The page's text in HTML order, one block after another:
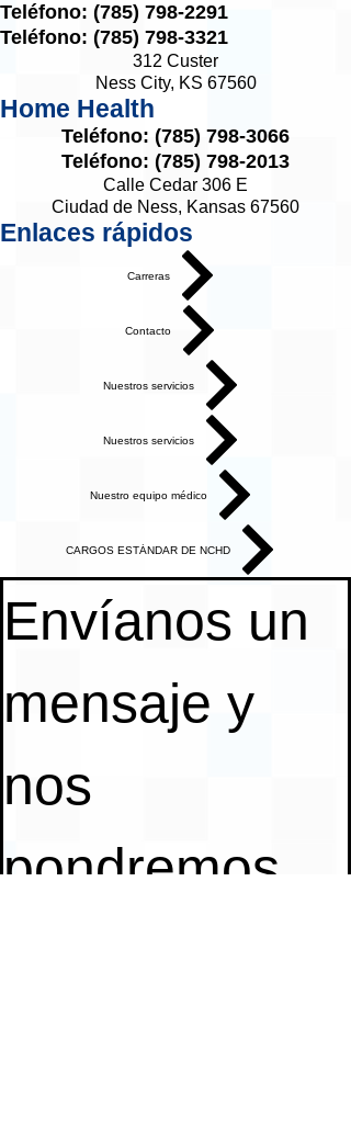
Teléfono: (785) 798-2291
Teléfono: (785) 798-3321
312 Custer
Ness City, KS 67560
Home Health
Teléfono: (785) 798-3066
Teléfono: (785) 798-2013
Calle Cedar 306 E
Ciudad de Ness, Kansas 67560
Enlaces rápidos
Carreras
Contacto
Nuestros servicios
Nuestros servicios
Nuestro equipo médico
CARGOS ESTÁNDAR DE NCHD
Envíanos un
mensaje y
nos
pondremos